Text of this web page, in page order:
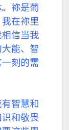
祢是葡
在祢里
信当我
能、智
刻的需
智慧和
和敬畏